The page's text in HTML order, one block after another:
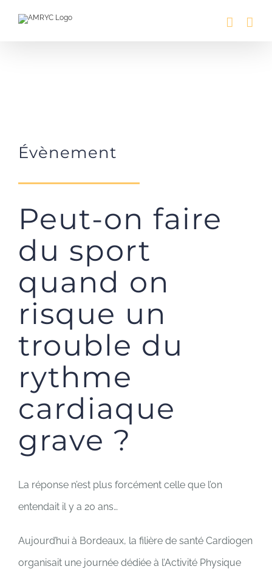
Évènement
Peut-on faire
du sport
quand on
risque un
trouble du
rythme
cardiaque
grave ?
La réponse n’est plus forcément celle que l’on
entendait il y a 20 ans…
Aujourd’hui à Bordeaux, la filière de santé Cardiogen
organisait une journée dédiée à l’Activité Physique